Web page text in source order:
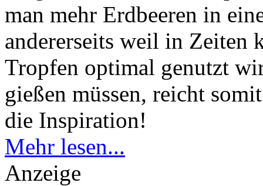
man mehr Erdbeeren in
andererseits weil in Zeiten
Tropfen optimal genutzt
gießen müssen, reicht
die Inspiration!
Mehr lesen...
Anzeige